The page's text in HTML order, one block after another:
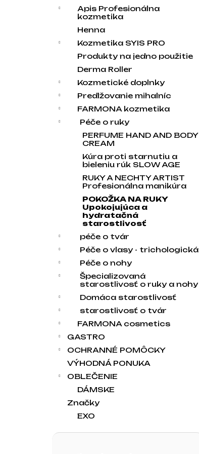
Apis Profesionálna
kozmetika
Henna
Kozmetika SYIS PRO
Produkty na jedno použitie
Derma Roller
Kozmetické doplnky
Predlžovanie mihalníc
FARMONA kozmetika
Péče o ruky
PERFUME HAND AND BODY
CREAM
Kúra proti starnutiu a
bieleniu rúk SLOW AGE
RUKY A NECHTY ARTIST
Profesionálna manikúra
POKOŽKA NA RUKY
Upokojujúca a
hydratačná
starostlivosť
péče o tvár
Péče o vlasy - trichologická
Péče o nohy
Špecializovaná
starostlivosť o ruky a nohy
Domáca starostlivosť
starostlivosť o tvár
FARMONA cosmetics
GASTRO
OCHRANNÉ POMÔCKY
VÝHODNÁ PONUKA
OBLEČENIE
DÁMSKE
Značky
EXO